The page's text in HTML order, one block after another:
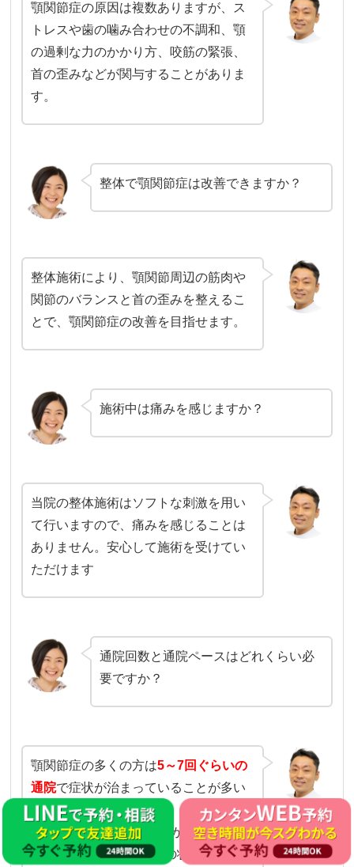
顎関節症の原因は複数ありますが、ス
トレスや歯の噛み合わせの不調和、顎
の過剰な力のかかり方、咬筋の緊張、
首の歪みなどが関与することがありま
す。
整体で顎関節症は改善できますか？
整体施術により、顎関節周辺の筋肉や
関節のバランスと首の歪みを整えるこ
とで、顎関節症の改善を目指せます。
施術中は痛みを感じますか？
当院の整体施術はソフトな刺激を用い
て行いますので、痛みを感じることは
ありません。安心して施術を受けてい
ただけます
通院回数と通院ペースはどれくらい必
要ですか？
顎関節症の多くの方は5～7回ぐらいの
通院で症状が治まっていることが多い
です。
初回から3日以内に2回目が望ましく、
その後は1週間後とお体の状態を見て通